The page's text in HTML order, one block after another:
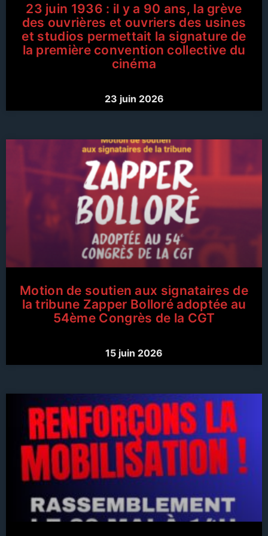
23 juin 1936 : il y a 90 ans, la grève
des ouvrières et ouvriers des usines
et studios permettait la signature de
la première convention collective du
cinéma
23 juin 2026
Motion de soutien aux signataires de
la tribune Zapper Bolloré adoptée au
54ème Congrès de la CGT
15 juin 2026